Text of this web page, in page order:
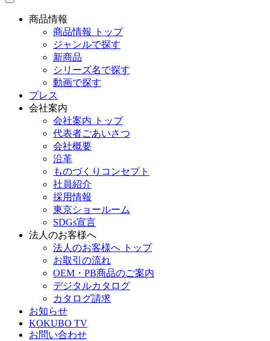
toggle
navigation商品情報
商品情報 トップ
ジャンルで探す
新商品
シリーズ名で探す
動画で探す
プレス
会社案内
会社案内 トップ
代表者ごあいさつ
会社概要
沿革
ものづくりコンセプト
社員紹介
採用情報
東京ショールーム
SDGs宣言
法人のお客様へ
法人のお客様へ トップ
お取引の流れ
OEM・PB商品のご案内
デジタルカタログ
カタログ請求
お知らせ
KOKUBO TV
お問い合わせ